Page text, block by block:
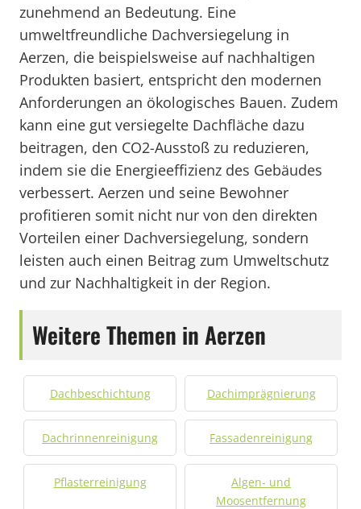
zunehmend an Bedeutung. Eine
umweltfreundliche Dachversiegelung in
Aerzen, die beispielsweise auf nachhaltigen
Produkten basiert, entspricht den modernen
Anforderungen an ökologisches Bauen. Zudem
kann eine gut versiegelte Dachfläche dazu
beitragen, den CO2-Ausstoß zu reduzieren,
indem sie die Energieeffizienz des Gebäudes
verbessert. Aerzen und seine Bewohner
profitieren somit nicht nur von den direkten
Vorteilen einer Dachversiegelung, sondern
leisten auch einen Beitrag zum Umweltschutz
und zur Nachhaltigkeit in der Region.
Weitere Themen in Aerzen
Dachbeschichtung Dachimprägnierung
Dachrinnenreinigung Fassadenreinigung
Pflasterreinigung
Algen- und
Moosentfernung